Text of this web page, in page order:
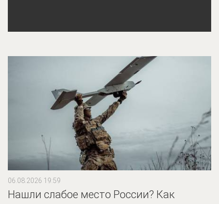
06.08.2026 19:59
Нашли слабое место России? Как